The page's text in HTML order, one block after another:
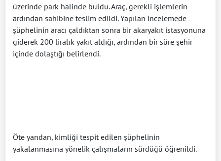
üzerinde park halinde buldu. Araç, gerekli işlemlerin
ardından sahibine teslim edildi. Yapılan incelemede
şüphelinin aracı çaldıktan sonra bir akaryakıt istasyonuna
giderek 200 liralık yakıt aldığı, ardından bir süre şehir
içinde dolaştığı belirlendi.
Öte yandan, kimliği tespit edilen şüphelinin
yakalanmasına yönelik çalışmaların sürdüğü öğrenildi.